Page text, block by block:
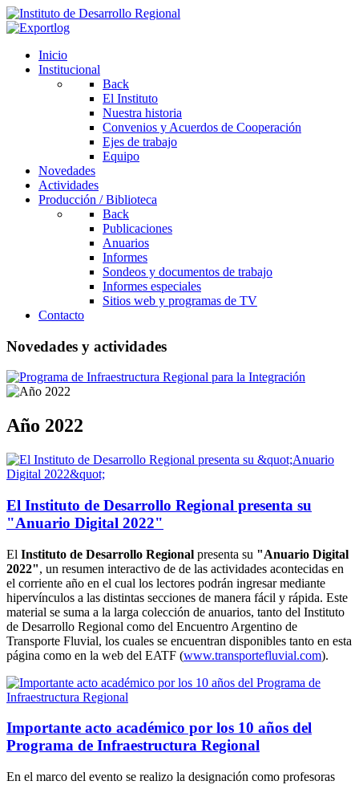
Inicio
Institucional
Back
El Instituto
Nuestra historia
Convenios y Acuerdos de Cooperación
Ejes de trabajo
Equipo
Novedades
Actividades
Producción / Biblioteca
Back
Publicaciones
Anuarios
Informes
Sondeos y documentos de trabajo
Informes especiales
Sitios web y programas de TV
Contacto
Novedades y actividades
Año 2022
El Instituto de Desarrollo Regional presenta su
"Anuario Digital 2022"
El Instituto de Desarrollo Regional presenta su "Anuario Digital
2022", un resumen interactivo de de las actividades acontecidas en
el corriente año en el cual los lectores podrán ingresar mediante
hipervínculos a las distintas secciones de manera fácil y rápida. Este
material se suma a la larga colección de anuarios, tanto del Instituto
de Desarrollo Regional como del Encuentro Argentino de
Transporte Fluvial, los cuales se encuentran disponibles tanto en esta
página como en la web del EATF (www.transportefluvial.com).
Importante acto académico por los 10 años del
Programa de Infraestructura Regional
En el marco del evento se realizo la designación como profesoras